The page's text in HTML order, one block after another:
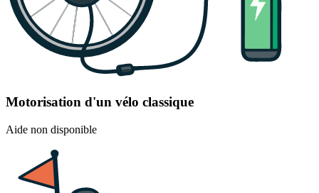
Motorisation d'un vélo classique
Aide non disponible